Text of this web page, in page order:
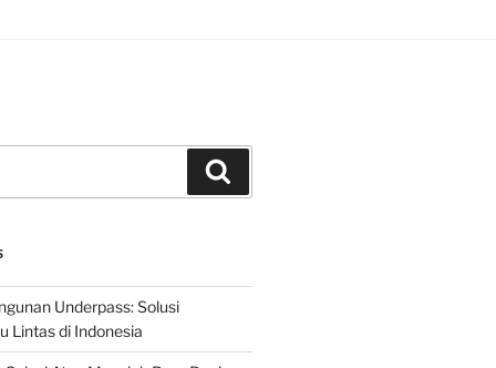
Underpass: Solusi
Lintas di Indonesia